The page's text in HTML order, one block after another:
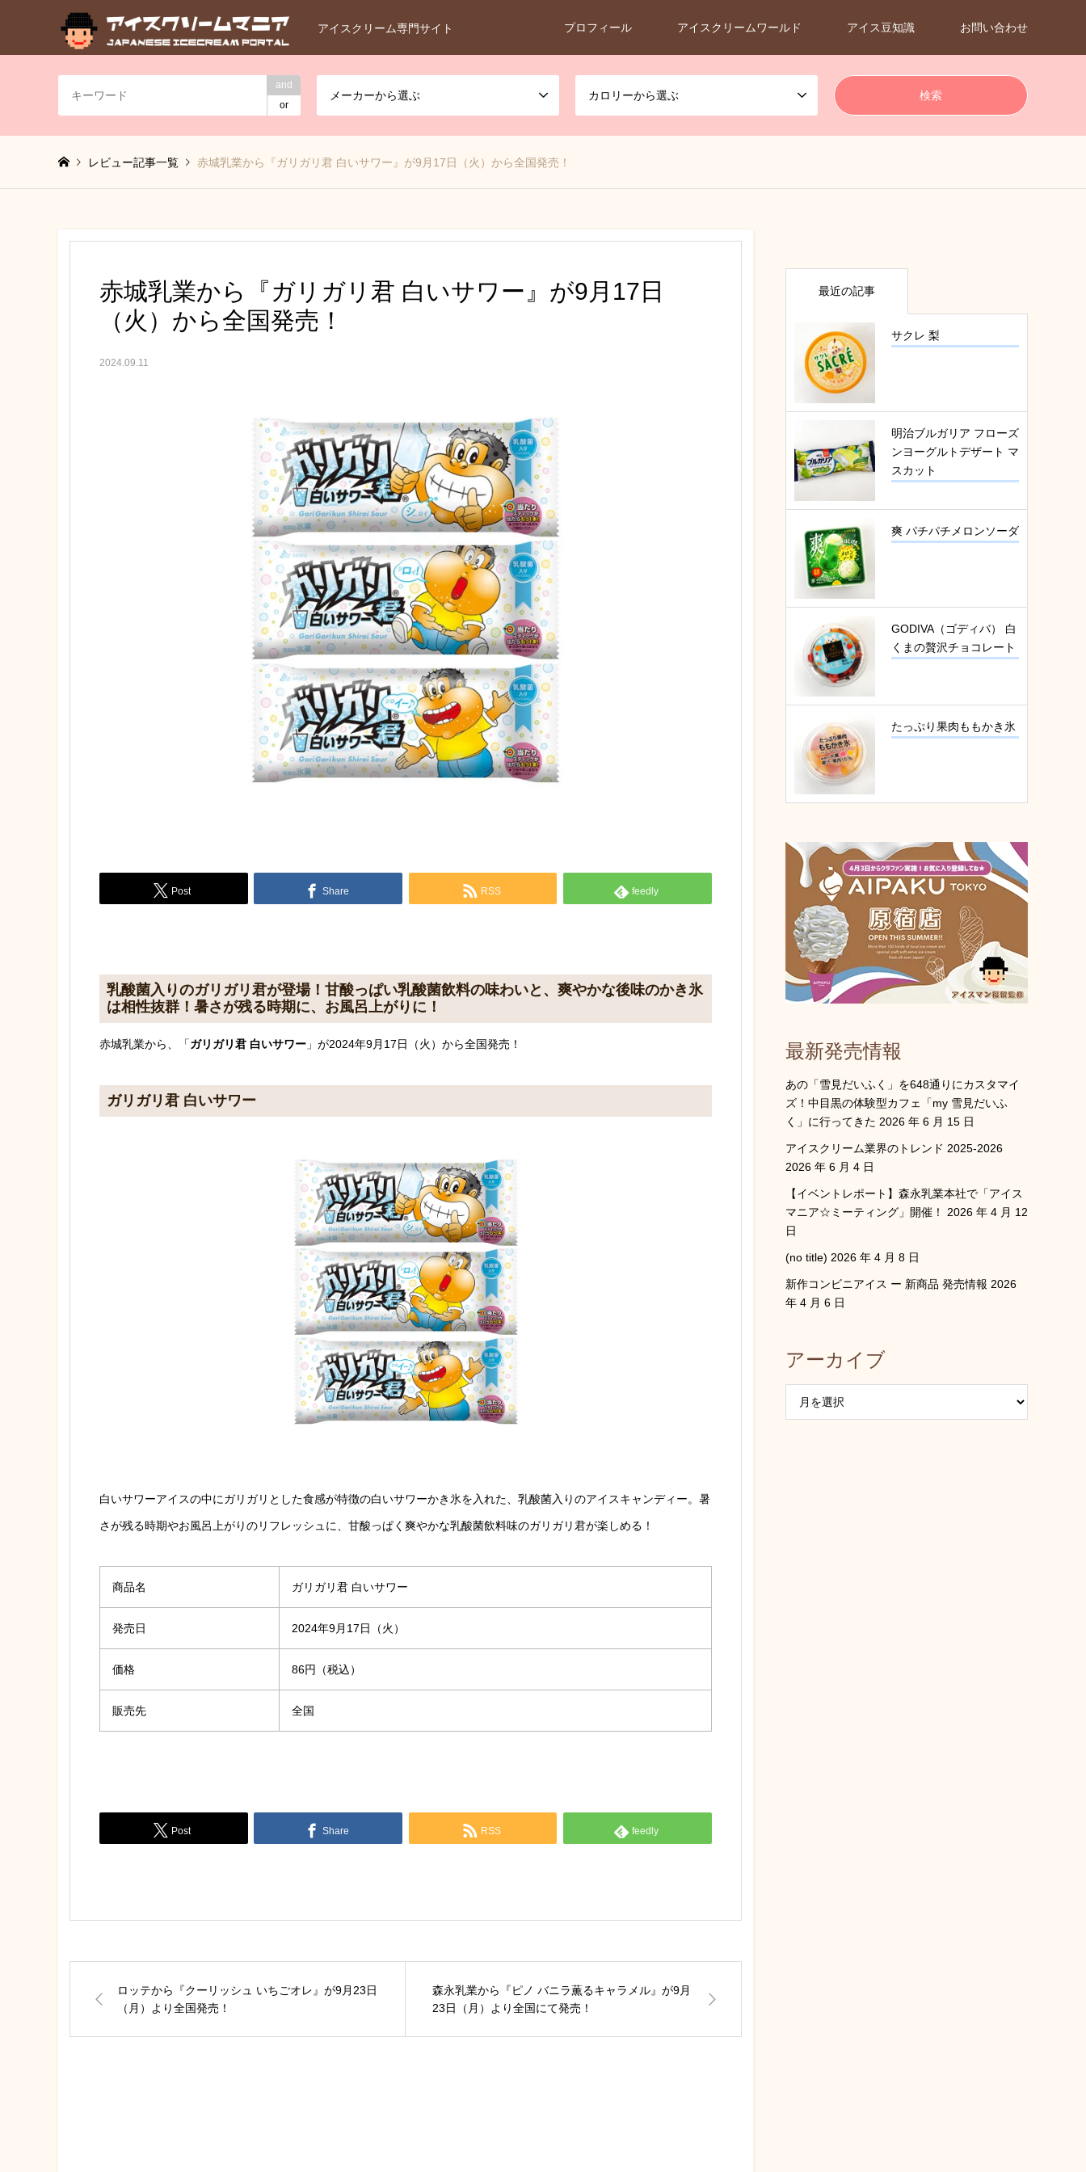
アイスクリーム専門サイト プロフィール アイスクリームワールド アイス豆知識 お問い合わせ
and
or
メーカーから選ぶ カロリーから選ぶ
レビュー記事一覧 赤城乳業から『ガリガリ君 白いサワー』が9月17日（火）から全国発売！
赤城乳業から『ガリガリ君 白いサワー』が9月17日
（火）から全国発売！
2024.09.11
Post Share RSS feedly
乳酸菌入りのガリガリ君が登場！甘酸っぱい乳酸菌飲料の味わいと、爽やかな後味のかき氷
は相性抜群！暑さが残る時期に、お風呂上がりに！
赤城乳業から、「ガリガリ君 白いサワー 」が2024年9月17日（火）から全国発売！
ガリガリ君 白いサワー
白いサワーアイスの中にガリガリとした食感が特徴の白いサワーかき氷を入れた、乳酸菌入りのアイスキャンディー。暑
さが残る時期やお風呂上がりのリフレッシュに、甘酸っぱく爽やかな乳酸菌飲料味のガリガリ君が楽しめる！
商品名 ガリガリ君 白いサワー
発売日 2024年9月17日（火）
価格 86円（税込）
販売先 全国
Post Share RSS feedly
ロッテから『クーリッシュ いちごオレ』が9月23日
（月）より全国発売！
森永乳業から『ピノ バニラ薫るキャラメル』が9月
23日（月）より全国にて発売！
最近の記事
サクレ 梨
明治ブルガリア フローズ
ンヨーグルトデザート マ
スカット
爽 パチパチメロンソーダ
GODIVA（ゴディバ） 白
くまの贅沢チョコレート
たっぷり果肉ももかき氷
最新発売情報
あの「雪見だいふく」を648通りにカスタマイ
ズ！中目黒の体験型カフェ「my 雪見だいふ
く」に行ってきた 2026 年 6 月 15 日
アイスクリーム業界のトレンド 2025-2026
2026 年 6 月 4 日
【イベントレポート】森永乳業本社で「アイス
マニア☆ミーティング」開催！
2026 年 4 月 12
日
(no title) 2026 年 4 月 8 日
新作コンビニアイス ー 新商品 発売情報 2026
年 4 月 6 日
アーカイブ